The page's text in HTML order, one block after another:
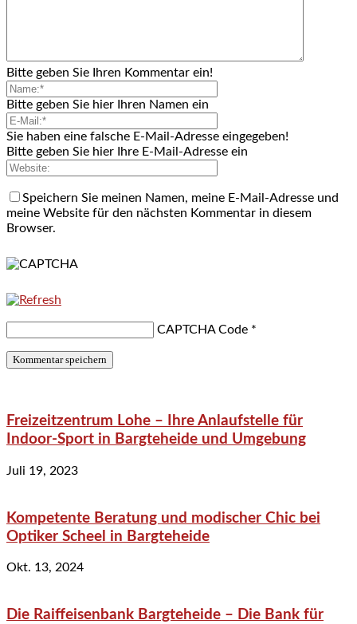
Bitte geben Sie Ihren Kommentar ein!
Bitte geben Sie hier Ihren Namen ein
Sie haben eine falsche E-Mail-Adresse eingegeben!
Bitte geben Sie hier Ihre E-Mail-Adresse ein
Speichern Sie meinen Namen, meine E-Mail-Adresse und
meine Website für den nächsten Kommentar in diesem
Browser.
CAPTCHA Code *
Freizeitzentrum Lohe – Ihre Anlaufstelle für
Indoor-Sport in Bargteheide und Umgebung
Juli 19, 2023
Kompetente Beratung und modischer Chic bei
Optiker Scheel in Bargteheide
Okt. 13, 2024
Die Raiffeisenbank Bargteheide – Die Bank für